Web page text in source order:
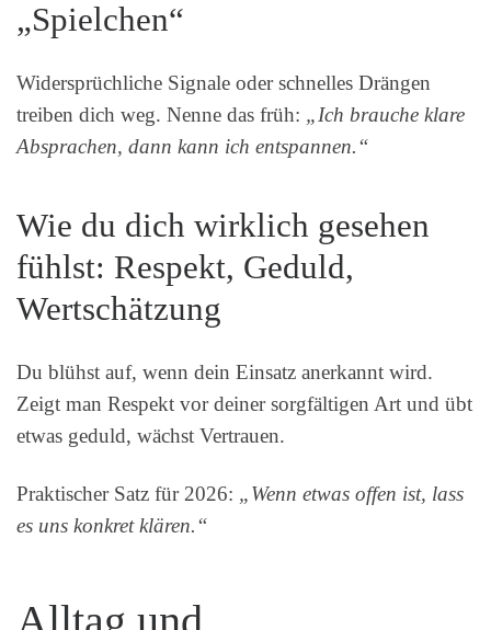
„Spielchen“
Widersprüchliche Signale oder schnelles Drängen
treiben dich weg. Nenne das früh: „Ich brauche klare
Absprachen, dann kann ich entspannen.“
Wie du dich wirklich gesehen
fühlst: Respekt, Geduld,
Wertschätzung
Du blühst auf, wenn dein Einsatz anerkannt wird.
Zeigt man Respekt vor deiner sorgfältigen Art und übt
etwas geduld, wächst Vertrauen.
Praktischer Satz für 2026: „Wenn etwas offen ist, lass
es uns konkret klären.“